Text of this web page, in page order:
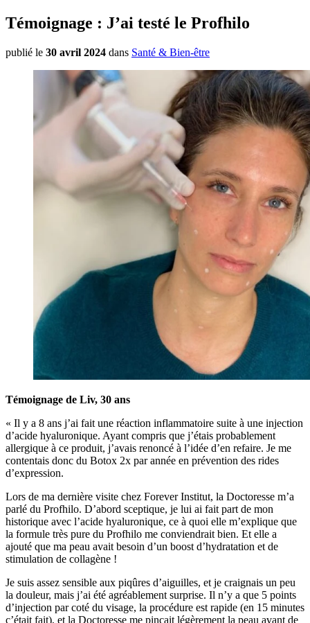
Témoignage : J’ai testé le Profhilo
publié le 30 avril 2024 dans Santé & Bien-être
Témoignage de Liv, 30 ans
« Il y a 8 ans j’ai fait une réaction inflammatoire suite à une injection
d’acide hyaluronique. Ayant compris que j’étais probablement
allergique à ce produit, j’avais renoncé à l’idée d’en refaire. Je me
contentais donc du Botox 2x par année en prévention des rides
d’expression.
Lors de ma dernière visite chez Forever Institut, la Doctoresse m’a
parlé du Profhilo. D’abord sceptique, je lui ai fait part de mon
historique avec l’acide hyaluronique, ce à quoi elle m’explique que
la formule très pure du Profhilo me conviendrait bien. Et elle a
ajouté que ma peau avait besoin d’un boost d’hydratation et de
stimulation de collagène !
Je suis assez sensible aux piqûres d’aiguilles, et je craignais un peu
la douleur, mais j’ai été agréablement surprise. Il n’y a que 5 points
d’injection par coté du visage, la procédure est rapide (en 15 minutes
c’était fait), et la Doctoresse me pinçait légèrement la peau avant de